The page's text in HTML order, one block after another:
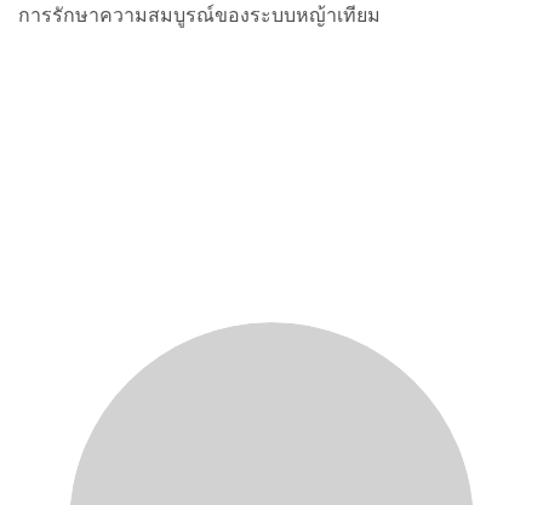
การรักษาความสมบูรณ์ของระบบหญ้าเทียม